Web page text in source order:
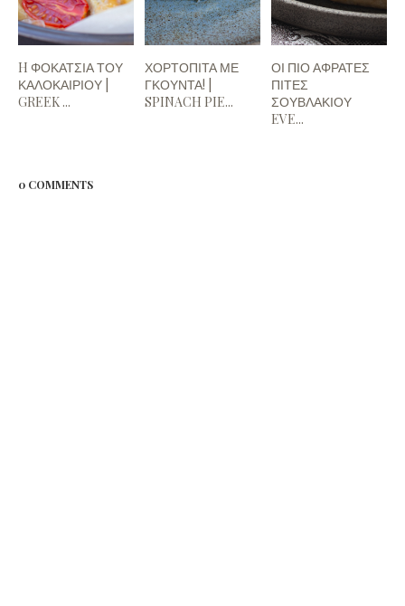
H ΦΟΚΑΤΣΙΑ ΤΟΥ
ΚΑΛΟΚΑΙΡΙΟΥ |
GREEK ...
ΧΟΡΤΟΠΙΤΑ ΜΕ
ΓΚΟΥΝΤΑ! |
SPINACH PIE...
ΟΙ ΠΙΟ ΑΦΡΑΤΕΣ
ΠΙΤΕΣ
ΣΟΥΒΛΑΚΙΟΥ
EVE...
0 COMMENTS